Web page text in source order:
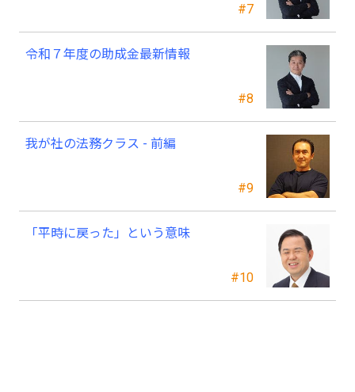
#7
#8
令和７年度の助成金最新情報
#9
我が社の法務クラス - 前編
#10
「平時に戻った」という意味